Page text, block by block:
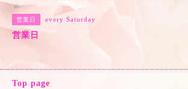
営業日 every Saturday
営業日
Top page